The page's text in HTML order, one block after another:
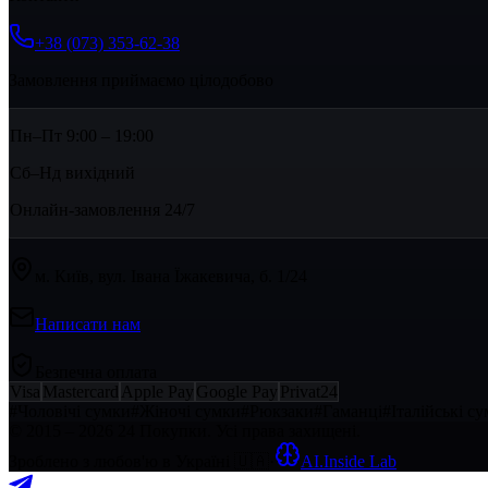
+38 (073) 353-62-38
Пн–Пт 9:00 – 19:00
Сб–Нд вихідний
Написати нам
Visa Mastercard Apple Pay Google Pay Privat24
AI.Inside Lab